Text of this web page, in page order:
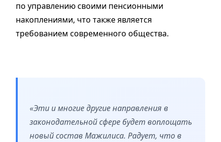
по управлению своими пенсионными
накоплениями, что также является
требованием современного общества.
«Эти и многие другие направления в
законодательной сфере будет воплощать
новый состав Мажилиса. Радует, что в